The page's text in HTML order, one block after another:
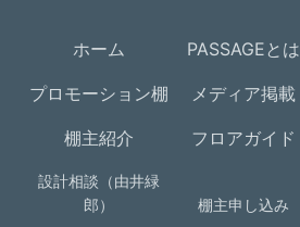
ホーム PASSAGEとは
プロモーション棚 メディア掲載
棚主紹介 フロアガイド
設計相談（由井緑
郎）
棚主申し込み